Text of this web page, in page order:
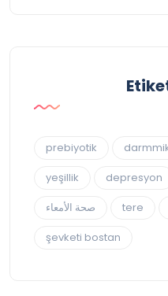
prebiyotik
yeşillik
depresyon
صحة الأمعاء
tere
şevketi bostan